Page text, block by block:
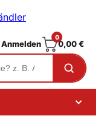
Anmelden
0
0,00€